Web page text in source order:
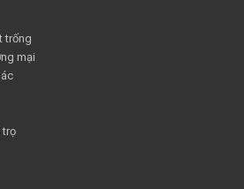
trống
mại
trọ